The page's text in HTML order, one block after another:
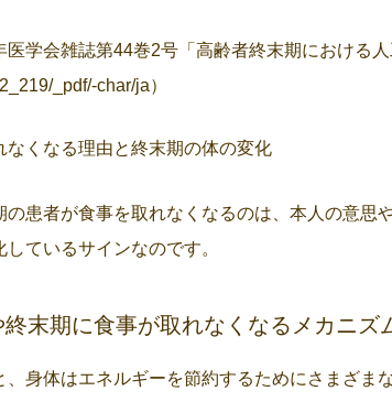
医学会雑誌第44巻2号「高齢者終末期における
_pdf/-char/ja）
なくなる理由と終末期の体の変化
の患者が食事を取れなくなるのは、本人の意思
ているサインなのです。
末期に食事が取れなくなるメカニズ
、身体はエネルギーを節約するためにさまざま